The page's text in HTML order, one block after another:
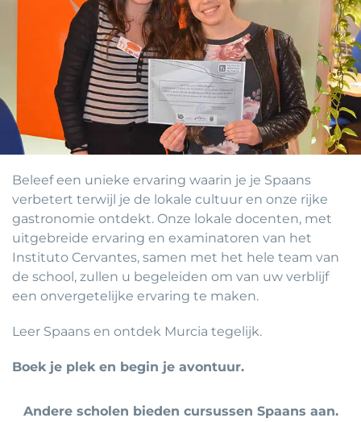
Beleef een unieke ervaring waarin je je Spaans
verbetert terwijl je de lokale cultuur en onze rijke
gastronomie ontdekt. Onze lokale docenten, met
uitgebreide ervaring en examinatoren van het
Instituto Cervantes, samen met het hele team van
de school, zullen u begeleiden om van uw verblijf
een onvergetelijke ervaring te maken.
Leer Spaans en ontdek Murcia tegelijk.
Boek je plek en begin je avontuur.
Andere scholen bieden cursussen Spaans aan.